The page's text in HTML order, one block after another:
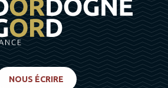
NOUS ÉCRIRE